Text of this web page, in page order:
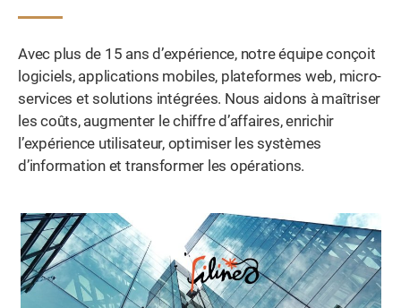
Avec plus de 15 ans d’expérience, notre équipe conçoit
logiciels, applications mobiles, plateformes web, micro-
services et solutions intégrées. Nous aidons à maîtriser
les coûts, augmenter le chiffre d’affaires, enrichir
l’expérience utilisateur, optimiser les systèmes
d’information et transformer les opérations.